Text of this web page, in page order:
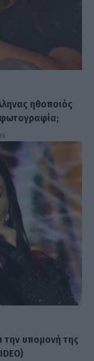
ηθοποιός
φωτογραφία;
την υπομονή της